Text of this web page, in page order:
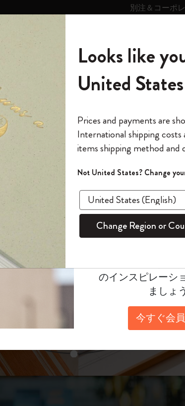
別注＆コーポ
ートブック
The Original Notebook
ニノートブックチャーム
カイエ ＆ ジャーナル
セット
ッションジャーナル
スチューデントカイエジャーナル
イアリー
パーソナル・ダイアリー
カ月ダイアリー
15ヶ月プランナー
ウィークリープランナー
デイリープランナー
ンスリープランナー
イフプランナー・コレクション
カデミック・プランナー
べて見る
スマートライティング・システム
レスキンスマートスマートとは
アプリ・サービス
レスキンスマート
Blackwing x モレスキン
x モレスキン
ペン & ペンシル
サングラス
ムーミン コレクション
ム・ジョンギコレクション
「Alice's Adventures in Wonderland」コレ
『ロード・オブ・ザ・リング』コレク
カラーパターン ノートブック
クラコレクション
馬年コレクション
MIYAKE | モレスキン のコレク
ョン
ナサにインスパイアされたコレクショ
ム・ジョンギコレクション
Impressions of Impressionism コレクショ
カサ・バトリョ 限定版コレクション
ゴッホ美術館
べて見る
バックパック
定版バックパック
Shopper paper – made Collection
ートを愛する方への贈り物
プロフェッショナルへの贈り物
ニマリストへの贈り物
マキシマリストへの贈り物
健康を愛する方への贈り物です
味を愛する方へのギフト
ントリー・テーマ・ピンズ・コレク
ン
ライドをいつも胸に
Mardi Mercredi × モレスキン
マートライティング・システム
スマートノートブック
マートダイアリー
モレスキン Journal
レスキン Planner
パーソナライズサ
ービス
サブカテゴリ
リー
の世界
サブカテゴリ
送料無料
ス
ェック
モレスキンの世界
*メールアドレス
*パスワード
このデバイスで情
ログイン
6,500円以上のご購入で送料無料
あるページから始まる物語
（リフレー
たにぴったりの一本を選ぼう
ス
スライド表示2
スライド表示3
5 モレスキンの世
今すぐ会員登録
「WELCOME10」
回注文が10%オフ
ます。セール・ア
適用
のインスピレーシ
ましょ
今すぐ会
Looks like
United States
Prices and payments are
International shipping costs
items shipping method and
Not United States? Change
Change Region or